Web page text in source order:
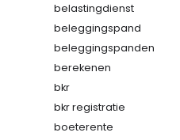
belastingdienst
beleggingspand
beleggingspanden
berekenen
bkr
bkr registratie
boeterente